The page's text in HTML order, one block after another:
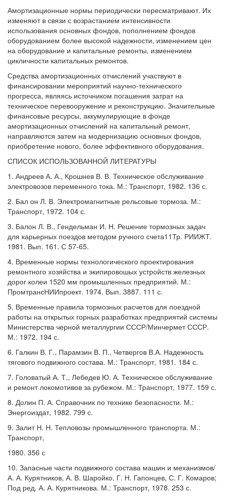
Амортизационные нормы периодически пересматривают. Их
изменяют в связи с возрастанием интенсивности
использования основных фондов, пополнением фондов
оборудованием более высокой надежности, изменением цен
на оборудование и капитальные ремонты, изменением
цикличности капитальных ремонтов.
Средства амортизационных отчислений участвуют в
финансировании мероприятий научно-технического
прогресса, являясь источником погашения затрат на
техническое перевооружение и реконструкцию. Значительные
финансовые ресурсы, аккумулирующие в фонде
амортизационных отчислений на капитальный ремонт,
направляются затем на модернизацию основных фондов,
приобретение нового, более эффективного оборудования.
СПИСОК ИСПОЛЬЗОВАННОЙ ЛИТЕРАТУРЫ
1. Андреев А. А., Крошнев В. В. Техническое обслуживание
электровозов переменного тока. М.: Транспорт, 1982. 136 с.
2. Бал он Л. В. Электромагнитные рельсовые тормоза. М.:
Транспорт, 1972. 104 с.
3. Балон Л. В., Гендельман И. Н. Решение тормозных задач
для карьерных поездов методом ручного счета11Тр. РИИЖТ.
1981. Вып. 161. С 57-65.
4. Временные нормы технологического проектирования
ремонтного хозяйства и экипировошых устройств железных
дорог колеи 1520 мм промышленных предприятий. М.:
ПромтрансНИИпроект. 1974. Вып. 3887. 111 с.
5. Временные правила тормозных расчетов для поездной
работы на открытых горных разработках предприятий системы
Министерства черной металлургии СССР/Минчермет СССР.
М.: 1972. 194 с.
6. Галкин В. Г., Парамзин В. П., Четвергов В.А. Надежность
тягового подвижного состава. М.: Транспорт, 1981. 184 с.
7. Головатый А. Т., Лебедев Ю. А. Техническое обслуживание
и ремонт локомотивов за рубежом. М.: Транспорт, 1977. 159 с.
8. Долин П. А. Справочник по технике безопасности. М.:
Энергоиздат, 1982. 799 с.
9. Залит Н. Н. Тепловозы промышленного транспорта. М.:
Транспорт,
1980. 356 с
10. Запасные части подвижного состава машин и механизмов/
А. А. Курятников, А. В. Шаройко, Г. Н. Гапонцев, С. Г. Комаров;
Под ред. А. А. Курятникова. М.: Транспорт, 1978. 253 с.